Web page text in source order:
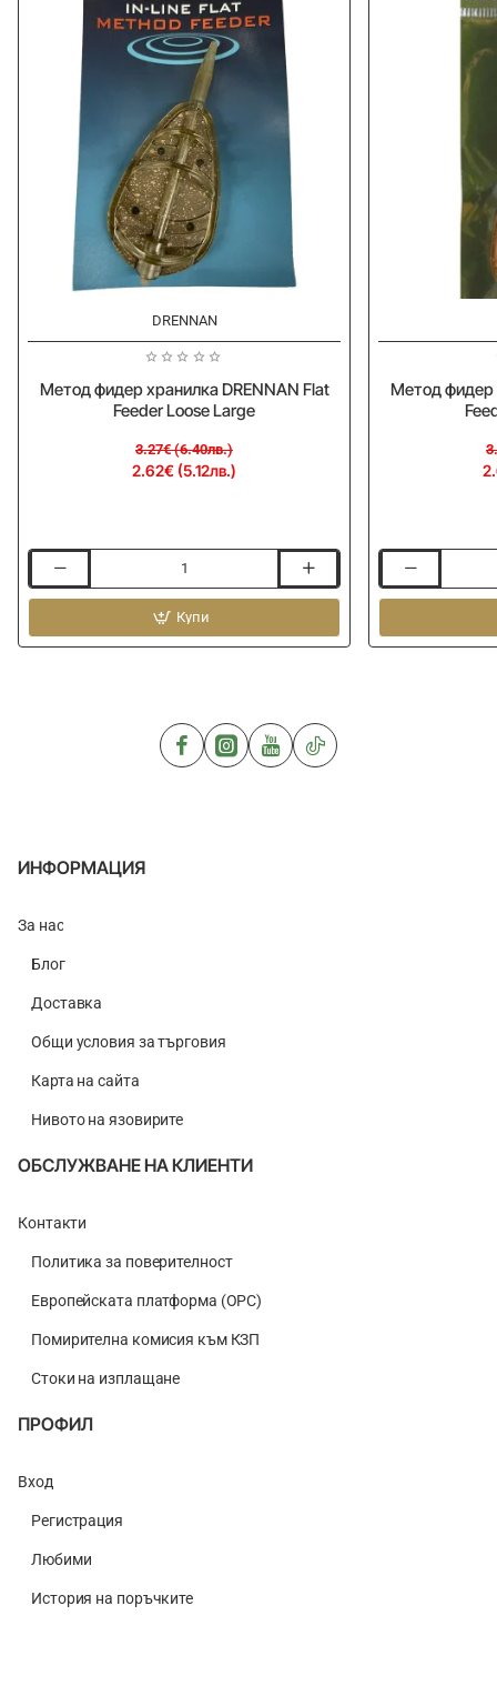
DRENNAN
Метод фидер хранилка DRENNAN Flat
Feeder Loose Large
2.62€ (5.12лв.)
3.27€ (6.40лв.)
фидер
DRENNAN
Купи
Метод фидер
фидер
DRENNAN
ИНФОРМАЦИЯ
За нас
Блог
Доставка
Общи условия за търговия
Карта на сайта
Нивото на язовирите
ОБСЛУЖВАНЕ НА КЛИЕНТИ
Контакти
Политика за поверителност
Европейската платформа (ОРС)
Помирителна комисия към КЗП
Стоки на изплащане
ПРОФИЛ
Вход
Регистрация
Любими
История на поръчките